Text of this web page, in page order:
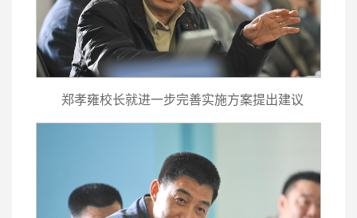
郑孝雍校长就进一步完善实施方案提出建议